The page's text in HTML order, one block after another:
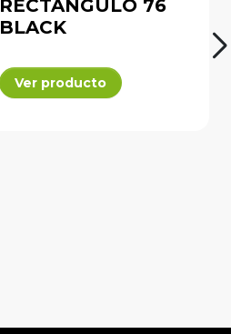
RECTÁNGULO 76
BLACK
Ver producto